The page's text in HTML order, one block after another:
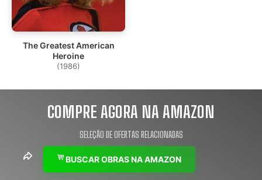
The Greatest American
Heroine
(1986)
COMPRE AGORA NA AMAZON
SELEÇÃO DE OFERTAS RELACIONADAS
BUSCAR OBRAS NA AMAZON